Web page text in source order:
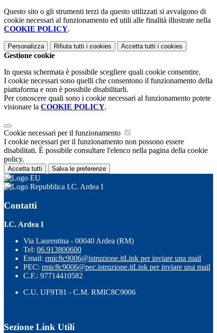
Questo sito o gli strumenti terzi da questo utilizzati si avvalgono di
cookie necessari al funzionamento ed utili alle finalità illustrate nella
COOKIE POLICY.
Personalizza Rifiuta tutti i cookies Accetta tutti i cookies
Gestione cookie
In questa schermata è possibile scegliere quali cookie consentire.
I cookie necessari sono quelli che consentono il funzionamento della
piattaforma e non è possibile disabilitarli.
Per conoscere quali sono i cookie necessari al funzionamento potete
visionare la COOKIE POLICY.
Cookie necessari per il funzionamento
I cookie necessari per il funzionamento non possono essere
disabilitati. È possibile consultare l'elenco nella pagina della cookie
policy.
Accetta tutti Salva le preferenze
I.C. Ardea I
Contatti
I.C. Ardea I
Via Laurentina - 00040 Ardea (RM)
Tel: 06.913800600
Email: rmic8c9006@istruzione.itLink per inviare una mail
PEC: rmic8c9006@pec.istruzione.itLink per inviare una mail
C.F.: 97714410582
C.U. UF9T81 - C.M. RMIC8C9006
Sezione Link Utili